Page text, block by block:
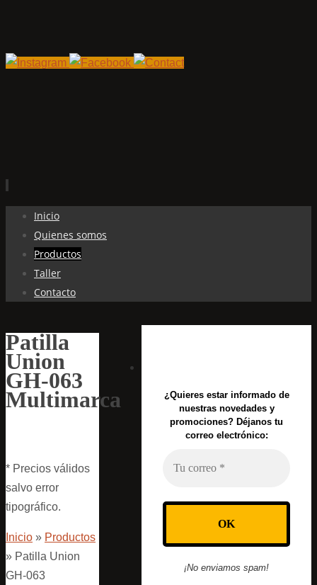
contenido
Inicio
Quienes somos
Productos
Taller
Contacto
Patilla
Union
GH-063
Multimarca
* Precios válidos
salvo error
tipográfico.
Inicio » Productos
» Patilla Union
GH-063
¿Quieres estar informado de
nuestras novedades y
promociones? Déjanos tu
correo electrónico:
¡No enviamos spam!